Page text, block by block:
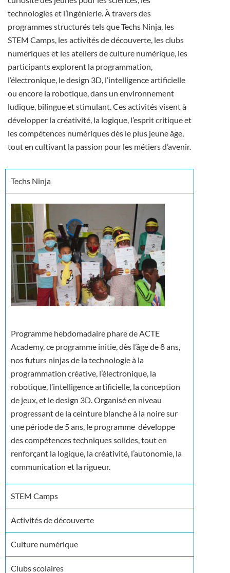
technologies et l’ingénierie. À travers des
programmes structurés tels que Techs Ninja, les
STEM Camps, les activités de découverte, les clubs
numériques et les ateliers de culture numérique, les
participants explorent la programmation,
l’électronique, le design 3D, l’intelligence artificielle
ou encore la robotique, dans un environnement
ludique, bilingue et stimulant. Ces activités visent à
développer la créativité, la logique, l’esprit critique et
les compétences numériques dès le plus jeune âge,
tout en cultivant la passion pour les métiers d’avenir.
Techs Ninja
Programme hebdomadaire phare de ACTE
Academy, ce programme initie, dès l’âge de 8 ans,
nos futurs ninjas de la technologie à la
programmation créative, l’électronique, la
robotique, l’intelligence artificielle, la conception
de jeux, et le design 3D. Organisé en niveau
progressant de la ceinture blanche à la noire sur
une période de 5 ans, le programme développe
des compétences techniques solides, tout en
renforçant la logique, la créativité, l’autonomie, la
communication et la rigueur.
STEM Camps
Activités de découverte
Culture numérique
Clubs scolaires